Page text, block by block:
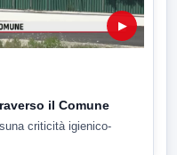
▶
il Comune
criticità igienico-